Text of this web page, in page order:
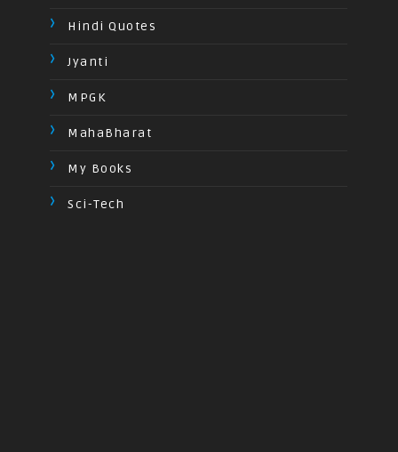
Hindi Quotes
Jyanti
MPGK
MahaBharat
My Books
Sci-Tech